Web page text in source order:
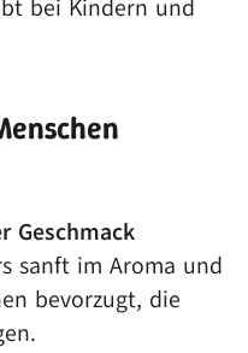
bei Kindern und
Geschmack
sanft im Aroma und
bevorzugt, die